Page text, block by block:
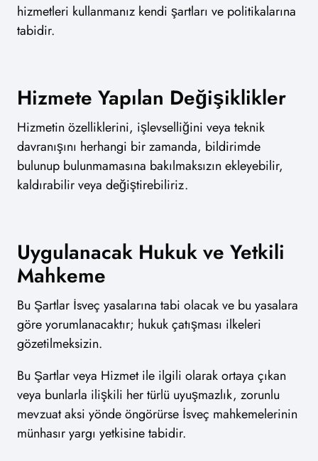
hizmetleri kullanmanız kendi şartları ve politikalarına
tabidir.
Hizmete Yapılan Değişiklikler
Hizmetin özelliklerini, işlevselliğini veya teknik
davranışını herhangi bir zamanda, bildirimde
bulunup bulunmamasına bakılmaksızın ekleyebilir,
kaldırabilir veya değiştirebiliriz.
Uygulanacak Hukuk ve Yetkili
Mahkeme
Bu Şartlar İsveç yasalarına tabi olacak ve bu yasalara
göre yorumlanacaktır; hukuk çatışması ilkeleri
gözetilmeksizin.
Bu Şartlar veya Hizmet ile ilgili olarak ortaya çıkan
veya bunlarla ilişkili her türlü uyuşmazlık, zorunlu
mevzuat aksi yönde öngörürse İsveç mahkemelerinin
münhasır yargı yetkisine tabidir.